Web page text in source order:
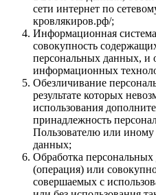
сети интернет по
кровлякиров.рф/;
Информационная
совокупность
персональных данных, и
информационных
Обезличивание
результате которых
использования
принадлежность
Пользователю или иному
данных;
Обработка
(операция) или
совершаемых с